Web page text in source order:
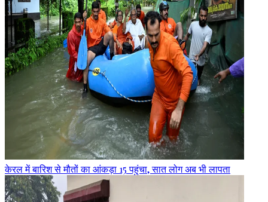
केरल में बारिश से मौतों का आंकड़ा 15 पहुंचा, सात लोग अब भी लापता